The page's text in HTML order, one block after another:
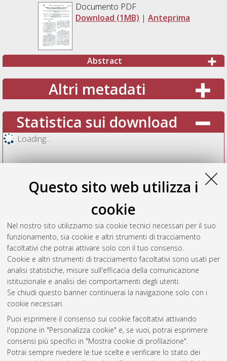
Questo sito web utilizza i
cookie
Nel nostro sito utilizziamo sia cookie tecnici necessari per il suo
funzionamento, sia cookie e altri strumenti di tracciamento
facoltativi che potrai attivare solo con il tuo consenso.
Cookie e altri strumenti di tracciamento facoltativi sono usati per
analisi statistiche, misure sull'efficacia della comunicazione
istituzionale e analisi dei comportamenti degli utenti.
Se chiudi questo banner continuerai la navigazione solo con i
cookie necessari.
Puoi esprimere il consenso sui cookie facoltativi attivando
l'opzione in "Personalizza cookie" e, se vuoi, potrai esprimere
consensi più specifici in "Mostra cookie di profilazione".
Potrai sempre rivedere le tue scelte e verificare lo stato dei
Documento PDF
Download (1MB) | Anteprima
Abstract
Altri metadati
Statistica sui download
Loading...
Vedi altre statistiche
Gestione del documento:
Atom
AMS Acta
ISSN: 2038-7954
re3data.org -
doi.org/10.17616/R3P19R